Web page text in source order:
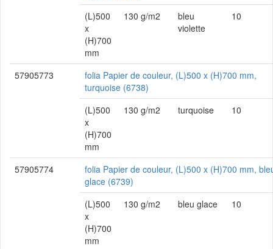
(L)500
x
(H)700
mm
130 g/m2
bleu
violette
10
57905773
folia Papier de couleur, (L)500 x (H)700 mm,
turquoise (6738)
(L)500
x
(H)700
mm
130 g/m2 turquoise 10
57905774
folia Papier de couleur, (L)500 x (H)700 mm,
glace (6739)
(L)500
x
(H)700
mm
130 g/m2 bleu glace 10